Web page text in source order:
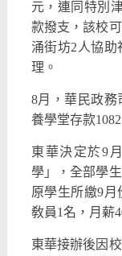
元，連同特別
款撥支，該校
涌街坊2人協助
理。
8月，華民政務
養學堂存款
東華決定於9
學」，全部學
原學生所繳9
敎員1名，月薪
東華接辦後因